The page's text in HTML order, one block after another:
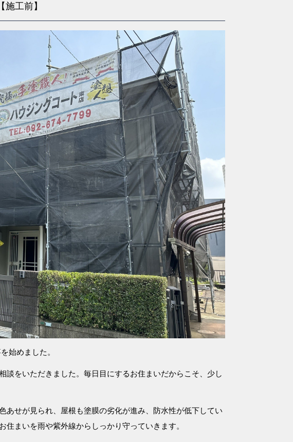
【施工前】
始めました。
談をいただきました。毎日目にするお住まいだからこそ、少し
あせが見られ、屋根も塗膜の劣化が進み、防水性が低下してい
まいを雨や紫外線からしっかり守っていきます。